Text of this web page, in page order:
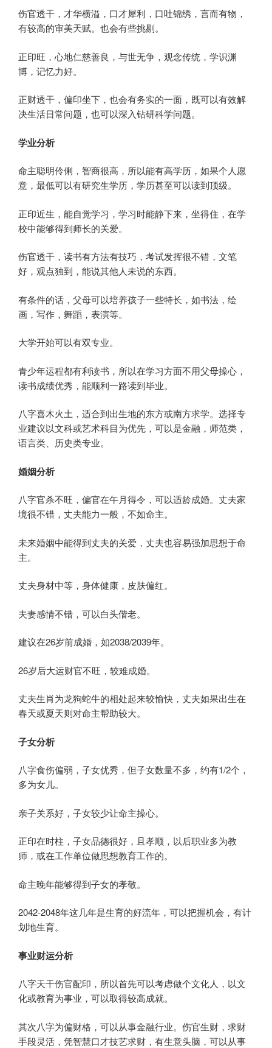
伤官透干，才华横溢，口才犀利，口吐锦绣，言而有物，
有较高的审美天赋。也会有些挑剔。
正印旺，心地仁慈善良，与世无争，观念传统，学识渊
博，记忆力好。
正财透干，偏印坐下，也会有务实的一面，既可以有效解
决生活日常问题，也可以深入钻研科学问题。
学业分析
命主聪明伶俐，智商很高，所以能有高学历，如果个人愿
意，最低可以有研究生学历，学历甚至可以读到顶级。
正印近生，能自觉学习，学习时能静下来，坐得住，在学
校中能够得到师长的关爱。
伤官透干，读书有方法有技巧，考试发挥很不错，文笔
好，观点独到，能说其他人未说的东西。
有条件的话，父母可以培养孩子一些特长，如书法，绘
画，写作，舞蹈，表演等。
大学开始可以有双专业。
青少年运程都有利读书，所以在学习方面不用父母操心，
读书成绩优秀，能顺利一路读到毕业。
八字喜木火土，适合到出生地的东方或南方求学。选择专
业建议以文科或艺术科目为优先，可以是金融，师范类，
语言类、历史类专业。
婚姻分析
八字官杀不旺，偏官在午月得令，可以适龄成婚。丈夫家
境很不错，丈夫能力一般，不如命主。
未来婚姻中能得到丈夫的关爱，丈夫也容易强加思想于命
主。
丈夫身材中等，身体健康，皮肤偏红。
夫妻感情不错，可以白头偕老。
建议在26岁前成婚，如2038/2039年。
26岁后大运财官不旺，较难成婚。
丈夫生肖为龙狗蛇牛的相处起来较愉快，丈夫如果出生在
春天或夏天则对命主帮助较大。
子女分析
八字食伤偏弱，子女优秀，但子女数量不多，约有1/2个，
多为女儿。
亲子关系好，子女较少让命主操心。
正印在时柱，子女品德很好，且孝顺，以后职业多为教
师，或在工作单位做思想教育工作的。
命主晚年能够得到子女的孝敬。
2042-2048年这几年是生育的好流年，可以把握机会，有计
划地生育。
事业财运分析
八字天干伤官配印，所以首先可以考虑做个文化人，以文
化或教育为事业，可以取得较高成就。
其次八字为偏财格，可以从事金融行业。伤官生财，求财
手段灵活，凭智慧口才技艺求财，有生意头脑，可以从事